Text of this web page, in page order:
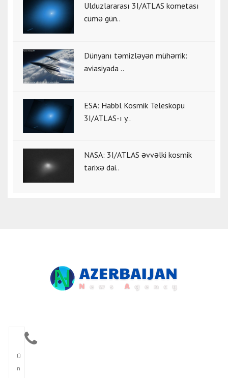
Ulduzlararası 3I/ATLAS kometası
cümə gün..
Dünyanı təmizləyən mühərrik:
aviasiyada ..
ESA: Habbl Kosmik Teleskopu
3I/ATLAS-ı y..
NASA: 3I/ATLAS əvvəlki kosmik
tarixə dai..
Ü
n